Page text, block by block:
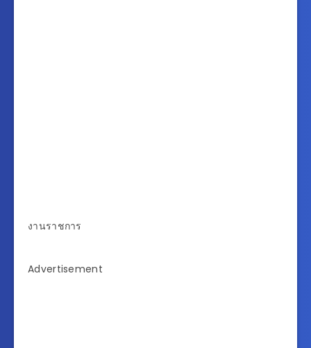
งานราชการ
Advertisement